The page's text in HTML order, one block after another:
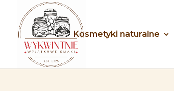
Kosmetyki naturalne